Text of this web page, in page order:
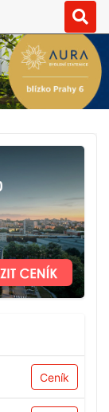
Ceník